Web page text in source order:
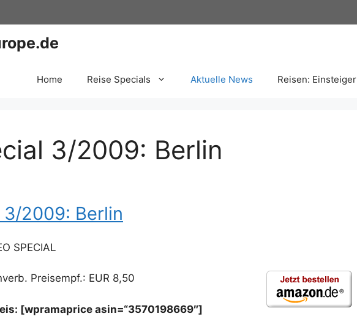
Home Reise Specials Aktuelle News Reisen: Einsteiger
3/2009: Berlin
3/2009: Berlin
SPECIAL
Preisempf.: EUR 8,50
[wpramaprice asin=“3570198669″]